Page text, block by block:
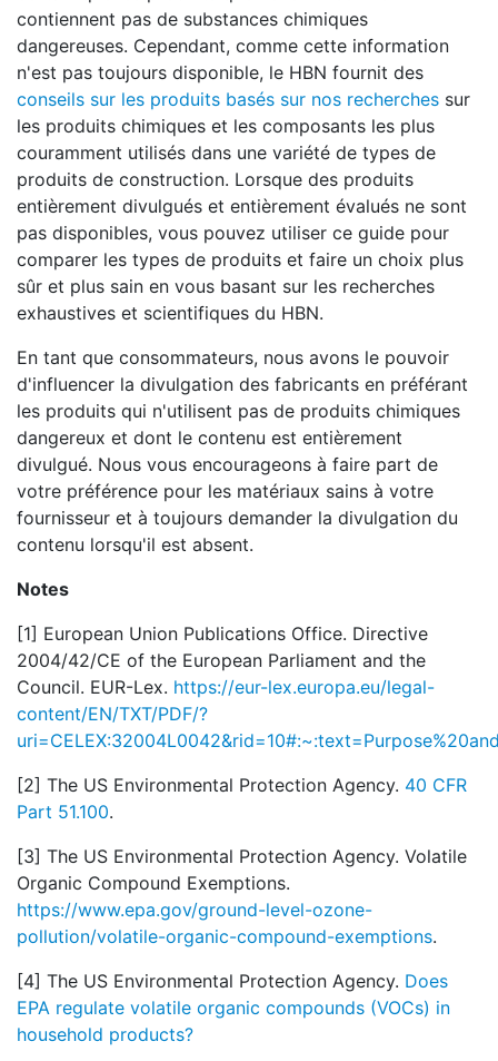
contiennent pas de substances chimiques
dangereuses. Cependant, comme cette information
n'est pas toujours disponible, le HBN fournit des
conseils sur les produits basés sur nos recherches sur
les produits chimiques et les composants les plus
couramment utilisés dans une variété de types de
produits de construction. Lorsque des produits
entièrement divulgués et entièrement évalués ne sont
pas disponibles, vous pouvez utiliser ce guide pour
comparer les types de produits et faire un choix plus
sûr et plus sain en vous basant sur les recherches
exhaustives et scientifiques du HBN.
En tant que consommateurs, nous avons le pouvoir
d'influencer la divulgation des fabricants en préférant
les produits qui n'utilisent pas de produits chimiques
dangereux et dont le contenu est entièrement
divulgué. Nous vous encourageons à faire part de
votre préférence pour les matériaux sains à votre
fournisseur et à toujours demander la divulgation du
contenu lorsqu'il est absent.
Notes
[1] European Union Publications Office. Directive
2004/42/CE of the European Parliament and the
Council. EUR-Lex. https://eur-lex.europa.eu/legal-
content/EN/TXT/PDF/?
[2] The US Environmental Protection Agency. 40 CFR
Part 51.100.
[3] The US Environmental Protection Agency. Volatile
Organic Compound Exemptions.
https://www.epa.gov/ground-level-ozone-
pollution/volatile-organic-compound-exemptions.
[4] The US Environmental Protection Agency. Does
EPA regulate volatile organic compounds (VOCs) in
household products?